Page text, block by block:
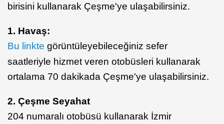
birisini kullanarak Çeşme'ye ulaşabilirsiniz.
1. Havaş:
Bu linkte görüntüleyebileceğiniz sefer
saatleriyle hizmet veren otobüsleri kullanarak
ortalama 70 dakikada Çeşme'ye ulaşabilirsiniz.
2. Çeşme Seyahat
204 numaralı otobüsü kullanarak İzmir